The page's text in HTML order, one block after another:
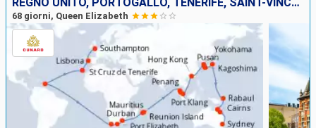
REGNO UNITO, PORTOGALLO, TENERIFE, SAINT-VINCENT E LE GRENADINE, AFRICA DEL SUD, MAURITIUS, MALESIA, SINGAPORE, CINA, GIAPPONE, LA PAPUA NUOVA GUINEA, AUSTRALIA
68 giorni, Queen Elizabeth